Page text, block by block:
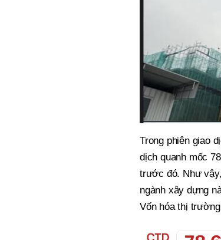
Trong phiên giao
dịch quanh mốc
trước đó. Như
ngành xây dựng
Vốn hóa thị